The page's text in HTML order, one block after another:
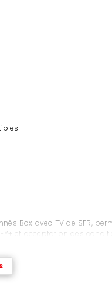
Box avec TV de SFR,
et acceptation des